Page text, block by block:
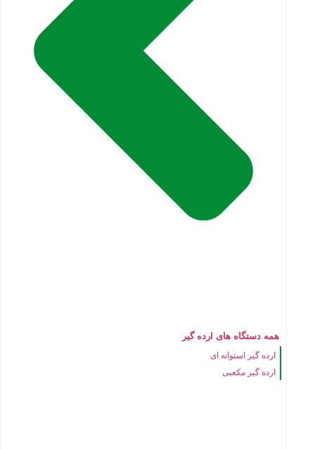
همه دستگاه های ارده گیر
ارده گیر استوانه ای
ارده گیر مکعبی